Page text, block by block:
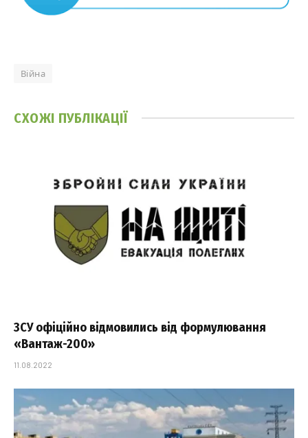
Війна
СХОЖІ ПУБЛІКАЦІЇ
ЗСУ офіційно відмовились від формулювання
«Вантаж-200»
11.08.2022